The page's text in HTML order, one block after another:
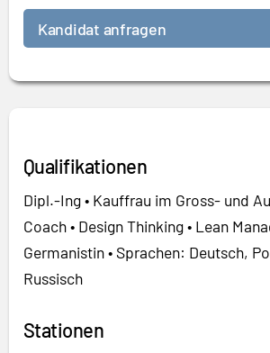
Kandidat anfragen
Qualifikationen
Dipl.-Ing • Kauffrau im Gross- und
Coach • Design Thinking • Lean
Germanistin • Sprachen: Deutsch,
Russisch
Stationen